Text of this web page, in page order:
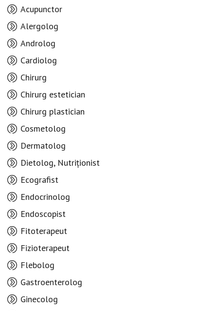
Acupunctor
Alergolog
Androlog
Cardiolog
Chirurg
Chirurg estetician
Chirurg plastician
Cosmetolog
Dermatolog
Dietolog, Nutriționist
Ecografist
Endocrinolog
Endoscopist
Fitoterapeut
Fizioterapeut
Flebolog
Gastroenterolog
Ginecolog